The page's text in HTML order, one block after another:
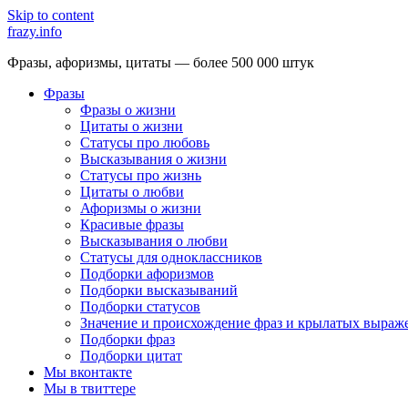
Skip to content
frazy.info
Фразы, афоризмы, цитаты — более 500 000 штук
Фразы
Фразы о жизни
Цитаты о жизни
Статусы про любовь
Высказывания о жизни
Статусы про жизнь
Цитаты о любви
Афоризмы о жизни
Красивые фразы
Высказывания о любви
Статусы для одноклассников
Подборки афоризмов
Подборки высказываний
Подборки статусов
Значение и происхождение фраз и крылатых
Подборки фраз
Подборки цитат
Мы вконтакте
Мы в твиттере